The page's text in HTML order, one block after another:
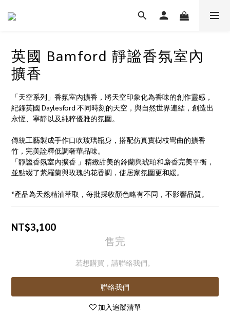
英國 Bamford 靜謐香氛室內
擴香
「天空系列」香氛室內擴香，將天空印象化為香味的創作靈感，
紀錄英國 Daylesford 不同時刻的天空，與自然世界連結，創造出
永恆、寧靜以及純粹優雅的氛圍。
傳統工藝製成手作口吹玻璃瓶身，搭配仿真實樹枝彎曲的擴香
竹，完美詮釋低調奢華品味。
「靜謐香氛室內擴香 」精緻甜美的鈴蘭與琥珀和麝香完美平衡，
並點綴了紫羅蘭與玫瑰的花香調，使居家氛圍更和緩。
*產品為天然精油萃取，每批採收顏色略有不同，不影響品質。
NT$3,100
售完
若想購買，請聯絡我們。
聯絡我們
加入追蹤清單